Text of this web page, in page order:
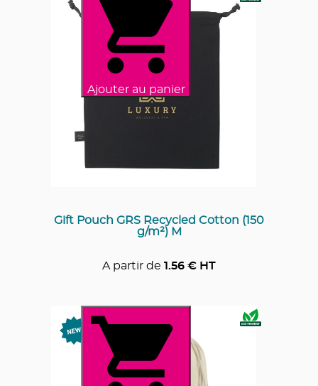
Ajouter au panier
Gift Pouch GRS Recycled Cotton (150
g/m²) M
A partir de 1.56 € HT